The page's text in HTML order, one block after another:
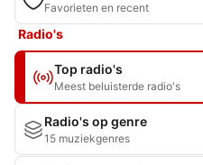
Favorieten en recent
Radio's
Top radio's
Meest beluisterde radio's
Radio's op genre
15 muziekgenres